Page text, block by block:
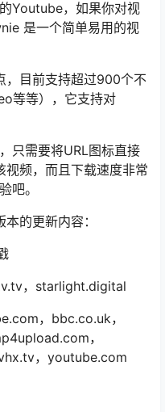
Youtube，如果你对视
是一个简单易用的视
，目前支持超过900个不
等等），它支持对
只需要将URL图标直接
频，而且下载速度非常
吧。
的更新内容：
，starlight.digital
，bbc.co.uk，
，
，youtube.com